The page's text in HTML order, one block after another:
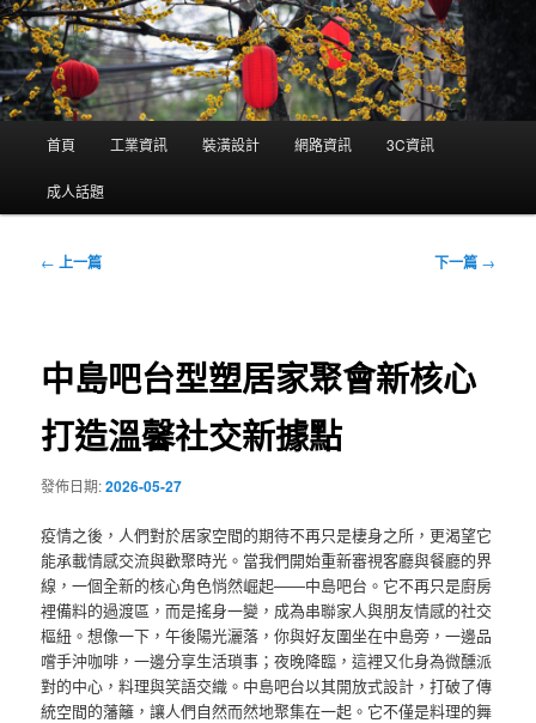
單
首頁 工業資訊 裝潢設計 網路資訊 3C資訊
成人話題
文
← 上一篇 下一篇 →
中島吧台型塑居家聚會新核心
打造溫馨社交新據點
發佈日期:2026-05-27
疫情之後，人們對於居家空間的期待不再只是棲身之所，更渴望它
能承載情感交流與歡聚時光。當我們開始重新審視客廳與餐廳的界
線，一個全新的核心角色悄然崛起——中島吧台。它不再只是廚房
裡備料的過渡區，而是搖身一變，成為串聯家人與朋友情感的社交
樞紐。想像一下，午後陽光灑落，你與好友圍坐在中島旁，一邊品
嚐手沖咖啡，一邊分享生活瑣事；夜晚降臨，這裡又化身為微醺派
對的中心，料理與笑語交織。中島吧台以其開放式設計，打破了傳
統空間的藩籬，讓人們自然而然地聚集在一起。它不僅是料理的舞